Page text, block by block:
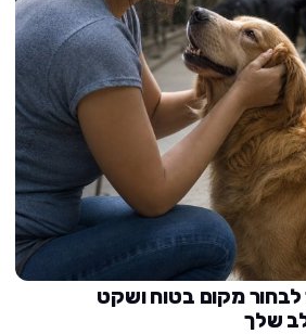
לבחור מקום בטוח ושקט
שלך